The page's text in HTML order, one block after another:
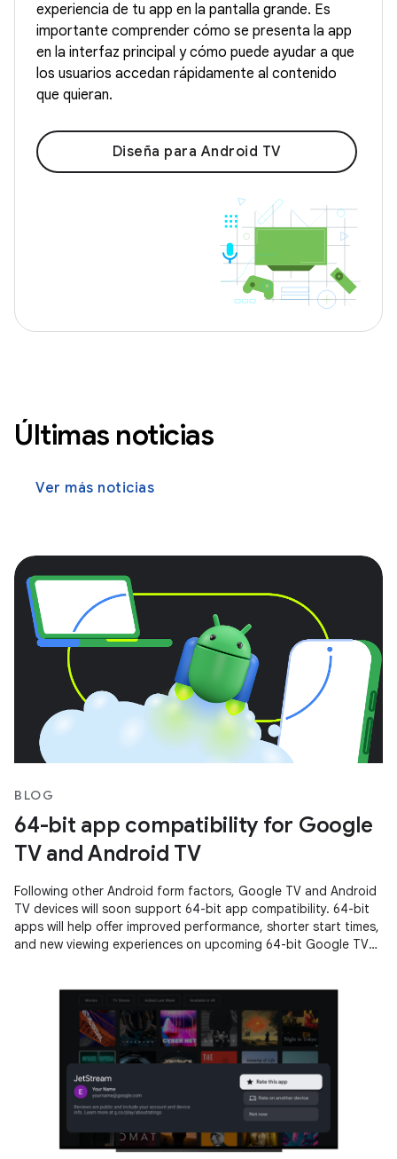
experiencia de tu app en la pantalla grande. Es
importante comprender cómo se presenta la app
en la interfaz principal y cómo puede ayudar a que
los usuarios accedan rápidamente al contenido
que quieran.
Diseña para Android TV
Últimas noticias
Ver más noticias
BLOG
64-bit app compatibility for Google
TV and Android TV
Following other Android form factors, Google TV and Android
TV devices will soon support 64-bit app compatibility. 64-bit
apps will help offer improved performance, shorter start times,
and new viewing experiences on upcoming 64-bit Google TV